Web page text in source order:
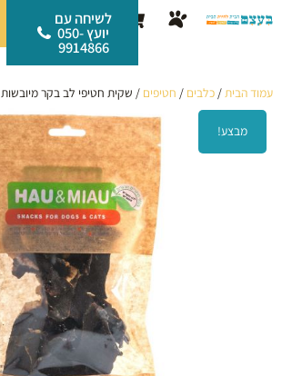
לתוכן
עגלת
קניות
לשיחה עם
יועץ 050-
9914866
עמוד הבית/ כלבים / חטיפים / שקית חטיפי לב בקר מיובשות 70 גר'
מבצע!